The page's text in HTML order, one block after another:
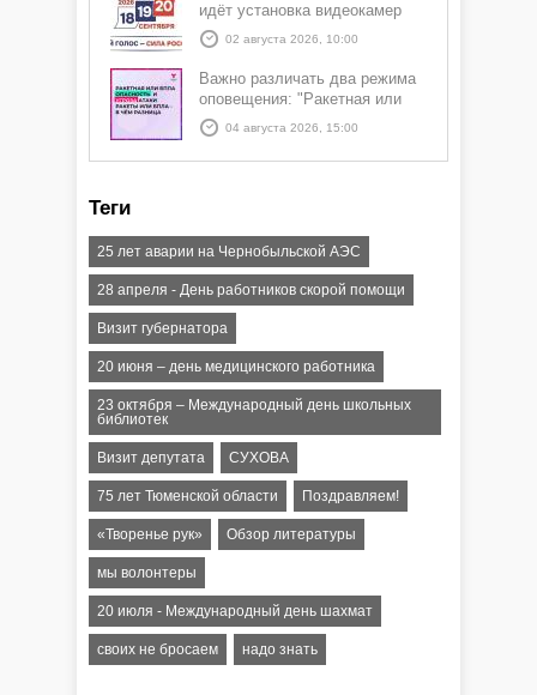
идёт установка видеокамер
02 августа 2026, 10:00
Важно различать два режима
оповещения: "Ракетная или
БПЛА опасность" и "Угроза
атаки ракеты или БПЛА"
04 августа 2026, 15:00
Теги
25 лет аварии на Чернобыльской АЭС
28 апреля - День работников скорой помощи
Визит губернатора
20 июня – день медицинского работника
23 октября – Международный день школьных
библиотек
Визит депутата СУХОВА
75 лет Тюменской области Поздравляем!
«Творенье рук» Обзор литературы
мы волонтеры
20 июля - Международный день шахмат
своих не бросаем надо знать